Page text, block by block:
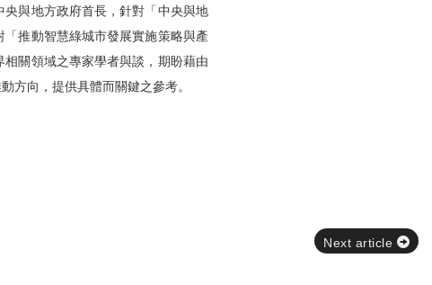
與地方政府首長，針對「中央與地
推動智慧綠城市發展實施策略與產
關領域之專家學者與談， 期盼藉由
方向， 提供具體而關鍵之參考。
Next article